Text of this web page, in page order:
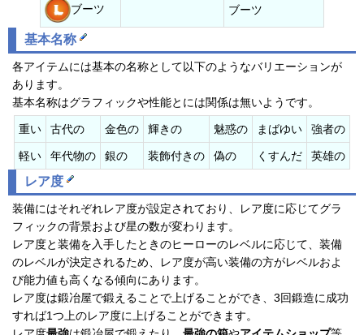
ブーツ ブーツ
基本名称
各アイテムには基本の名称として以下のようなバリエーションが
あります。
基本名称はグラフィックや性能とには関係は無いようです。
重い 古代の 金色の 輝きの 魅惑の まばゆい 強者の
軽い 年代物の 銀の 装飾付きの 偽の くすんだ 英雄の
レア度
装備にはそれぞれレア度が設定されており、レア度に応じてグラ
フィックの背景および星の数が変わります。
レア度と装備を入手したときのヒーローのレベルに応じて、装備
のレベルが決定されるため、レア度が高い装備の方がレベルおよ
び能力値も高くなる傾向にあります。
レア度は鍛冶屋で鍛えることで上げることができ、3回鍛造に成功
すれば1つ上のレア度に上げることができます。